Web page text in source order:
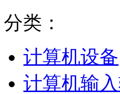
分类：
计算机设备
计算机输